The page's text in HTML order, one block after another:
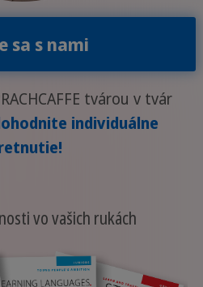
sa s nami
tvárou v tvár
individuálne
vo vašich rukách